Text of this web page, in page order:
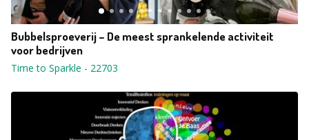
Bubbelsproeverij – De meest sprankelende activiteit
voor bedrijven
Time to Sparkle - 22703